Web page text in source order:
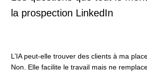
la prospection LinkedIn
L’IA peut-elle trouver des clients à ma
Non. Elle facilite le travail mais ne